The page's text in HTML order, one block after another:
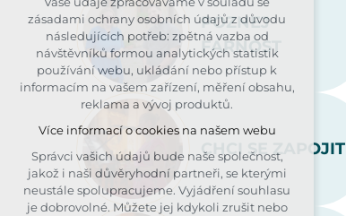
POZNEJ
FARNOST
CHCI SE ZAPOJIT
nutná pro provozování webu
udržení kontextu stránek (session):
případná přihlášení, volby jazyka, apod.
Volitelná cookies
analytická pro anonymizované
vyhodnocení návštěvnosti
marketingová cookies (Google, Seznam,
Facebook)
Více informací o cookies na našem webu
zásadami ochrany osobních údajů z důvodu
následujících potřeb: zpětná vazba od
návštěvníků formou analytických statistik
používání webu, ukládání nebo přístup k
informacím na vašem zařízení, měření obsahu,
reklama a vývoj produktů.
Více informací o cookies na našem webu
Správci vašich údajů bude naše společnost,
jakož i naši důvěryhodní partneři, se kterými
neustále spolupracujeme. Vyjádření souhlasu
je dobrovolné. Můžete jej kdykoli zrušit nebo